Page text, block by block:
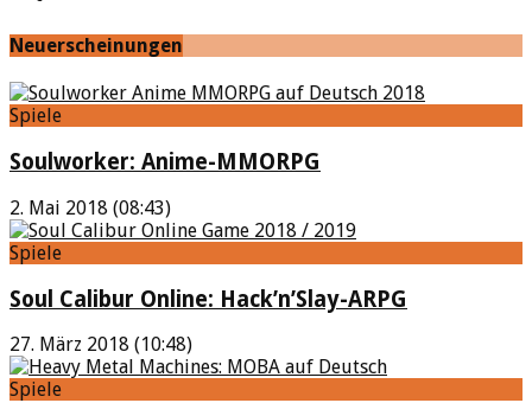
Neuerscheinungen
Spiele
Soulworker: Anime-MMORPG
2. Mai 2018 (08:43)
Spiele
Soul Calibur Online: Hack’n’Slay-ARPG
27. März 2018 (10:48)
Spiele